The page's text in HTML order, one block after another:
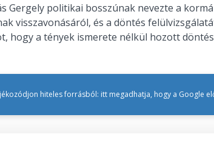
Gergely politikai bosszúnak nevezte a
visszavonásáról, és a döntés
hogy a tények ismerete nélkül hozott
hiteles forrásból: itt megadhatja, hogy a Google